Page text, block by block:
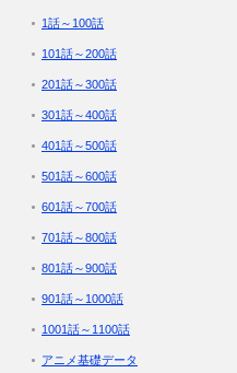
1話～100話
101話～200話
201話～300話
301話～400話
401話～500話
501話～600話
601話～700話
701話～800話
801話～900話
901話～1000話
1001話～1100話
アニメ基礎データ